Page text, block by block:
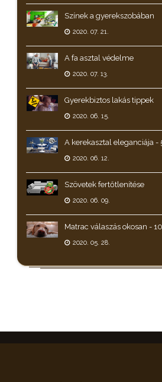
Színek a gyerekszobában
2020. 07. 21.
A fa asztal védelme
2020. 07. 13.
Gyerekbiztos lakás tippek
2020. 06. 15.
A kerekasztal eleganciája -
2020. 06. 12.
Szövetek fertőtlenítése
2020. 06. 09.
Matrac válaszás okosan -
2020. 05. 28.